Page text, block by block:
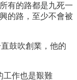
有的路都是九死一
的路，至少不會被
鼓吹創業，他的
工作也是艱難